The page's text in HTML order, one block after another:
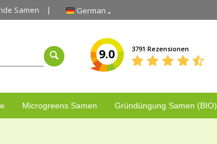
Samen German
9.0 3791 Rezensionen
Microgreens Samen Gründüngung Samen (BIO)